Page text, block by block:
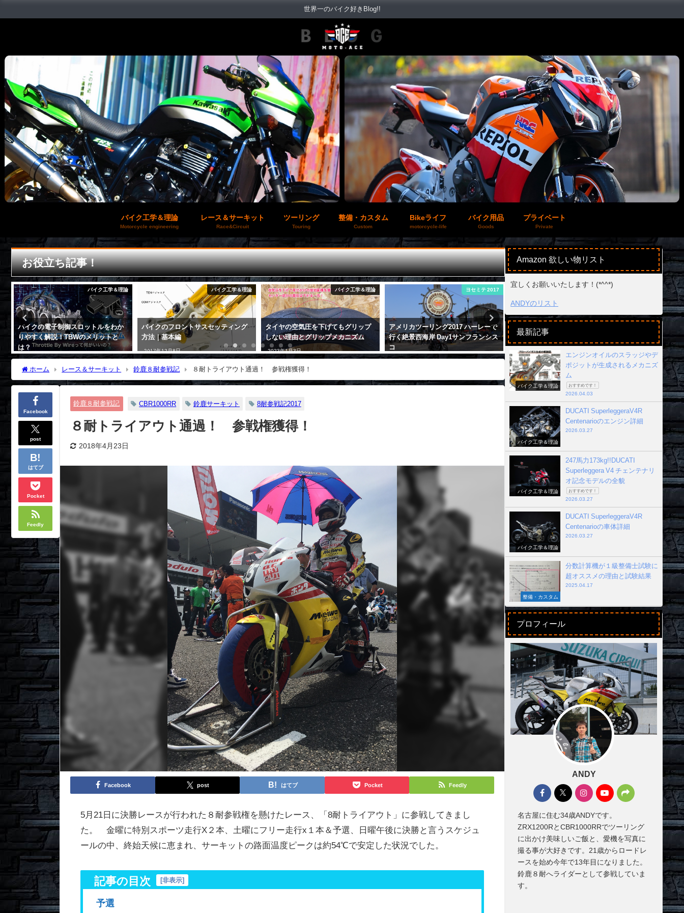
世界一のバイク好きBlog!!
バイク工学＆理論
Motorcycle engineering
レース＆サーキット
Race&Circuit
ツーリング
Touring
整備・カスタム
Custom
Bikeライフ
motorcycle-life
バイク用品
Goods
プライベート
Private
お役立ち記事！
バイク工学＆理論
バイクの電子制御スロットルをわか
りやすく解説！TBWのメリットと
は？
バイク工学＆理論
バイクのフロントサスセッティング
方法｜基本編
2017年12月8日
バイク工学＆理論
タイヤの空気圧を下げてもグリップ
しない理由とグリップメカニズム
2023年1月3日
ヨセミテ 2017
アメリカツーリング2017 ハーレーで
行く絶景西海岸 Day1サンフランシス
コ
バイク工学＆理論
チェーン給油とメンテしてる人が損
する理由？メーカーは教えない秘密
の知識
2017年6月10日
馬力の上がる
ルTOP5！10
は？
2023年4月6日
ホーム レース＆サーキット 鈴鹿８耐参戦記 ８耐トライアウト通過！ 参戦権獲得！
Facebook
post
はてブ
Pocket
Feedly
鈴鹿８耐参戦記 CBR1000RR 鈴鹿サーキット 8耐参戦記2017
８耐トライアウト通過！ 参戦権獲得！
2018年4月23日
Facebook post はてブ Pocket Feedly
5月21日に決勝レースが行われた８耐参戦権を懸けたレース、「8耐トライアウト」に参戦してきまし
た。 金曜に特別スポーツ走行X２本、土曜にフリー走行x１本＆予選、日曜午後に決勝と言うスケジュ
ールの中、終始天候に恵まれ、サーキットの路面温度ピークは約54℃で安定した状況でした。
記事の目次 [非表示]
予選
Amazon 欲しい物リスト
宜しくお願いいたします！(*^^*)
ANDYのリスト
最新記事
バイク工学＆理論
エンジンオイルのスラッジやデ
ポジットが生成されるメカニズ
ム
おすすめです！
2026.04.03
バイク工学＆理論
DUCATI SuperleggeraV4R
Centenarioのエンジン詳細
2026.03.27
バイク工学＆理論
247馬力173kg!!DUCATI
Superleggera V4 チェンテナリ
オ記念モデルの全貌
おすすめです！
2026.03.27
バイク工学＆理論
DUCATI SuperleggeraV4R
Centenarioの車体詳細
2026.03.27
整備・カスタム
分数計算機が１級整備士試験に
超オススメの理由と試験結果
2025.04.17
プロフィール
ANDY
名古屋に住む34歳ANDYです。
ZRX1200RとCBR1000RRでツーリング
に出かけ美味しいご飯と、愛機を写真に
撮る事が大好きです。21歳からロードレ
ースを始め今年で13年目になりました。
鈴鹿８耐へライダーとして参戦していま
す。